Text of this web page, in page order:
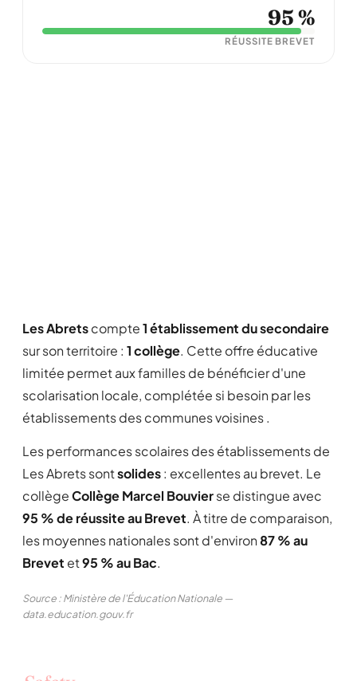
95 %
RÉUSSITE BREVET
Les Abretscompte1 établissement du secondaire
sur son territoire : 1 collège. Cette offre éducative
limitée permet aux familles de bénéficier d'une
scolarisation locale, complétée si besoin par les
établissements des communes voisines .
Les performances scolaires des établissements de
Les Abrets sontsolides: excellentes au brevet. Le
collègeCollège Marcel Bouvierse distingue avec
95 % de réussite au Brevet. À titre de comparaison,
les moyennes nationales sont d'environ87 % au
Brevet et95 % au Bac.
Source : Ministère de l'Éducation Nationale —
data.education.gouv.fr